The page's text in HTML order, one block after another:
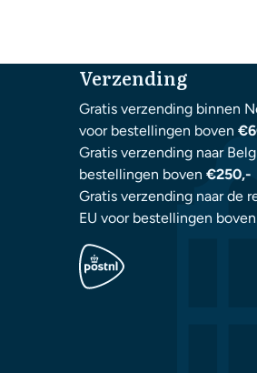
Verzending
Gratis verzending binnen
voor bestellingen boven
Gratis verzending naar
bestellingen boven€250,-
Gratis verzending naar de
EU voor bestellingen